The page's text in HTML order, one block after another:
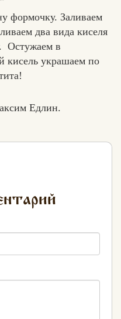
формочку. Заливаем
два вида киселя
Остужаем в
кисель украшаем по
Едлин.